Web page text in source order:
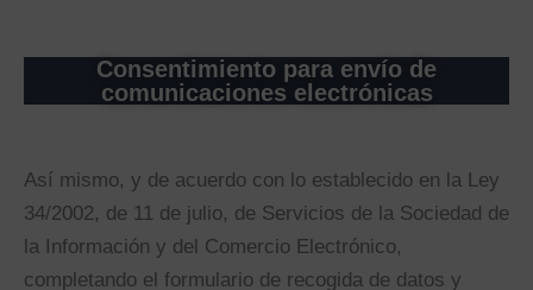
Consentimiento para envío de
comunicaciones electrónicas
Así mismo, y de acuerdo con lo establecido en la Ley
34/2002, de 11 de julio, de Servicios de la Sociedad de
la Información y del Comercio Electrónico,
completando el formulario de recogida de datos y